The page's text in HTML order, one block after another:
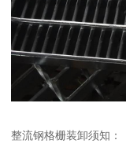
整流钢格栅装卸须知：